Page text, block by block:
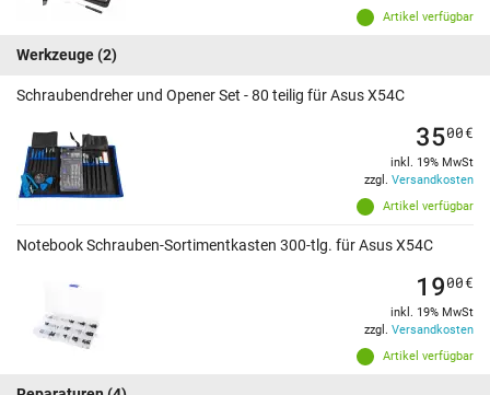
Artikel verfügbar
Werkzeuge(2)
Schraubendreher und Opener Set - 80 teilig für Asus X54C
Artikel verfügbar
3500€
inkl. 19% MwSt
zzgl. Versandkosten
Notebook Schrauben-Sortimentkasten 300-tlg. für Asus X54C
Artikel verfügbar
1900€
inkl. 19% MwSt
zzgl. Versandkosten